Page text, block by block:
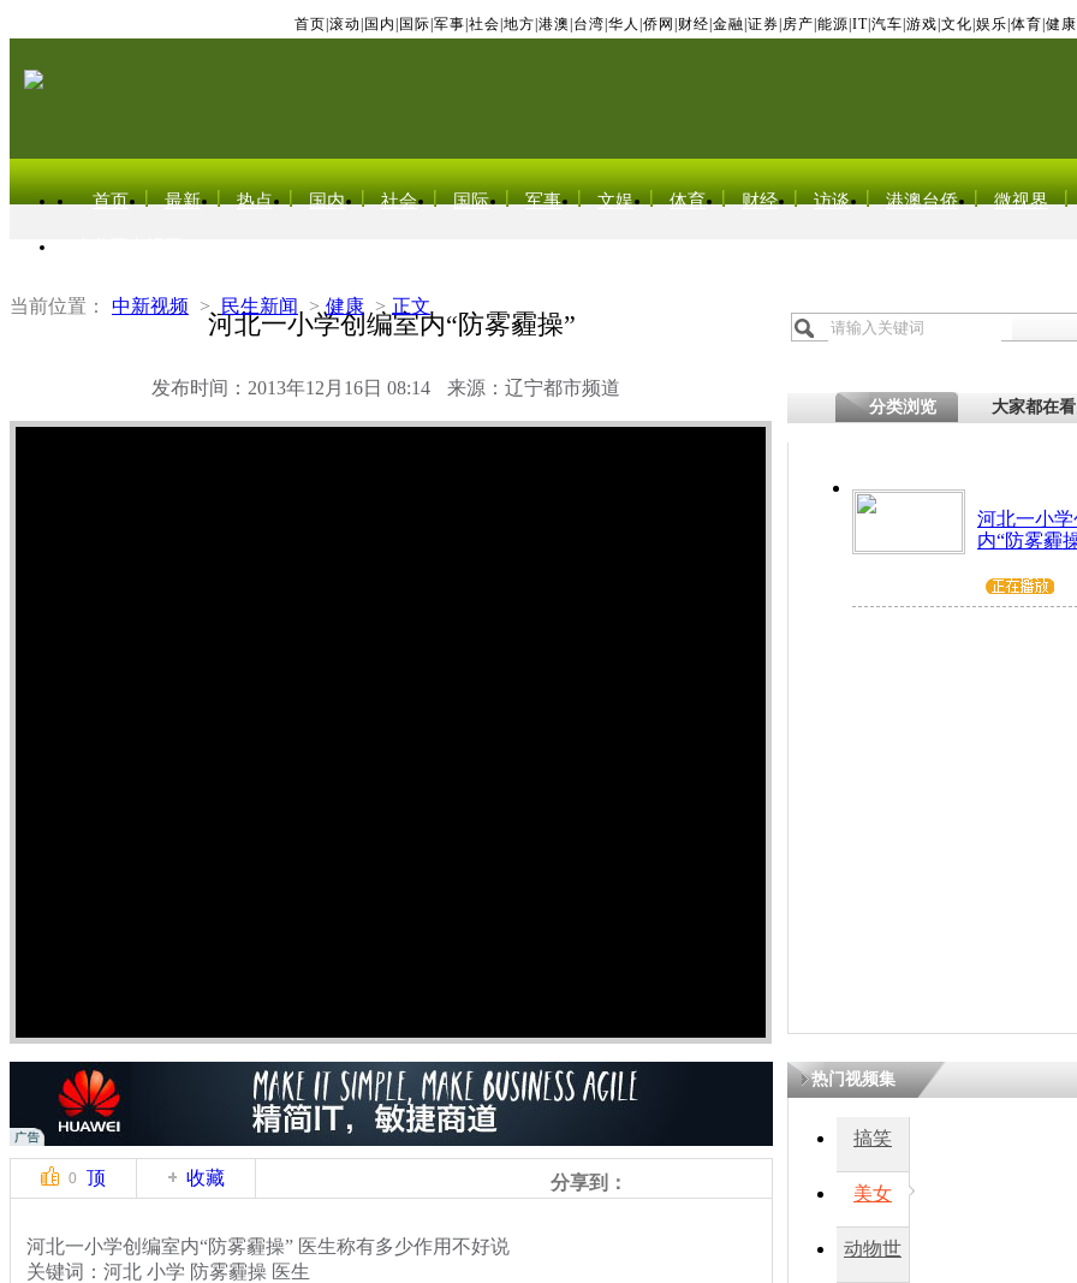
首页 滚动 国内 国际 军事 社会 地方 港澳 台湾 华人 侨网 财经 金融 证券 房产 能源 IT| 汽车 游戏 文化 娱乐 体育 健康
首页 最新 热点 国内 社会 国际 军事 文娱 体育 财经 访谈 港澳台侨 微视界
当前位置： 中新视频 > 民生新闻 > 健康 > 正文
河北一小学创编室内“防雾霾操”
发布时间：2013年12月16日 08:14 来源：辽宁都市频道
分类浏览 大家都在看
河北一小
内“防雾霾
0 顶 收藏 分享到：
河北一小学创编室内“防雾霾操” 医生称有多少作用不好说
关键词：河北 小学 防雾霾操 医生
热门视频集
搞笑
美女
动物世